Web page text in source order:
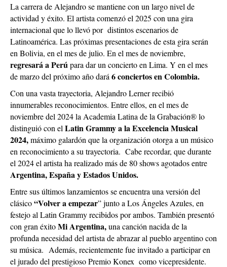
La carrera de Alejandro se mantiene con un largo nivel de
actividad y éxito. El artista comenzó el 2025 con una gira
internacional que lo llevó por distintos escenarios de
Latinoamérica. Las próximas presentaciones de esta gira serán
en Bolivia, en el mes de julio. En el mes de noviembre,
regresará a Perúpara dar un concierto en Lima. Y en el mes
de marzo del próximo año dará 6 conciertos en Colombia.
Con una vasta trayectoria, Alejandro Lerner recibió
innumerables reconocimientos. Entre ellos, en el mes de
noviembre del 2024 la Academia Latina de la Grabación® lo
distinguió con el Latin Grammy a la Excelencia Musical
2024,máximo galardón que la organización otorga a un músico
en reconocimiento a su trayectoria. Cabe recordar, que durante
el 2024 el artista ha realizado más de 80 shows agotados entre
Argentina, España y Estados Unidos.
Entre sus últimos lanzamientos se encuentra una versión del
clásico“Volver a empezar” junto a Los Ángeles Azules, en
festejo al Latin Grammy recibidos por ambos. También presentó
con gran éxitoMi Argentina,una canción nacida de la
profunda necesidad del artista de abrazar al pueblo argentino con
su música. Además, recientemente fue invitado a participar en
el jurado del prestigioso Premio Konex como vicepresidente.